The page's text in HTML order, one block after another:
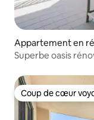
Appartement en
Superbe oasis
Coup de cœur
Coup de cœur